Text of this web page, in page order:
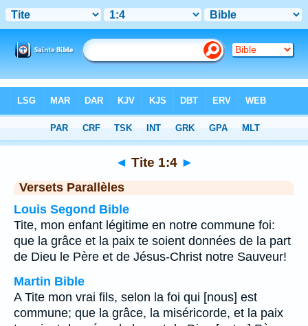
Chapitre 1 > Verset 4
◄ Tite 1:4 ►
Versets Parallèles
Louis Segond Bible
Tite, mon enfant légitime en notre commune foi:
que la grâce et la paix te soient données de la part
de Dieu le Père et de Jésus-Christ notre Sauveur!
Martin Bible
A Tite mon vrai fils, selon la foi qui [nous] est
commune; que la grâce, la miséricorde, et la paix